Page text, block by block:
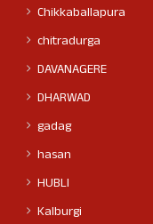
Chikkaballapura
chitradurga
DAVANAGERE
DHARWAD
gadag
hasan
HUBLI
Kalburgi